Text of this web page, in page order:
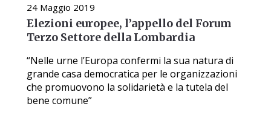
24 Maggio 2019
Elezioni europee, l’appello del Forum
Terzo Settore della Lombardia
“Nelle urne l’Europa confermi la sua natura di
grande casa democratica per le organizzazioni
che promuovono la solidarietà e la tutela del
bene comune”